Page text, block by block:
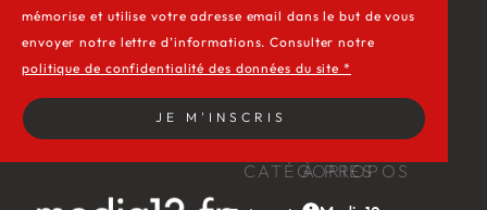
CATÉGORIES
À PROPOS
mémorise et utilise votre adresse email dans le but de vous
envoyer notre lettre d’informations. Consulter notre
politique de confidentialité des données du site *
JE M'INSCRIS